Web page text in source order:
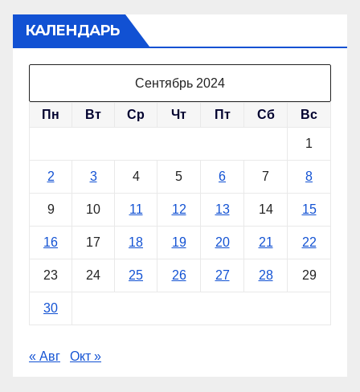
КАЛЕНДАРЬ
Сентябрь 2024
Пн Вт Ср Чт Пт Сб Вс
1
2 3 4 5 6 7 8
9 10 11 12 13 14 15
16 17 18 19 20 21 22
23 24 25 26 27 28 29
30
« Авг Окт »